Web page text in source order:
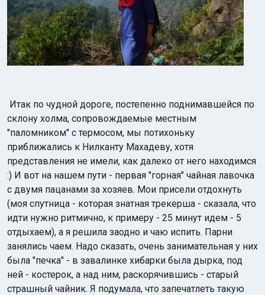
Итак по чудной дороге, постепенно поднимавшейся по
склону холма, сопровождаемые местным
"паломником" с термосом, мы потихоньку
приближались к Нилканту Махадеву, хотя
представления не имели, как далеко от него находимся
:) И вот на нашем пути - первая "горная" чайная лавочка
с двумя пацанами за хозяев. Мои присели отдохнуть
(моя спутница - которая знатная трекерша - сказала, что
идти нужно ритмично, к примеру - 25 минут идем - 5
отдыхаем), а я решила заодно и чаю испить. Парни
занялись чаем. Надо сказать, очень занимательная у них
была "печка" - в завалинке хибарки была дырка, под
ней - костерок, а над ним, раскорячившись - старый
страшный чайник. Я подумала, что запечатлеть такую